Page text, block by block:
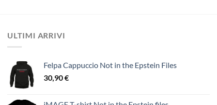
ULTIMI ARRIVI
Felpa Cappuccio Not in the Epstein Files
30,90€